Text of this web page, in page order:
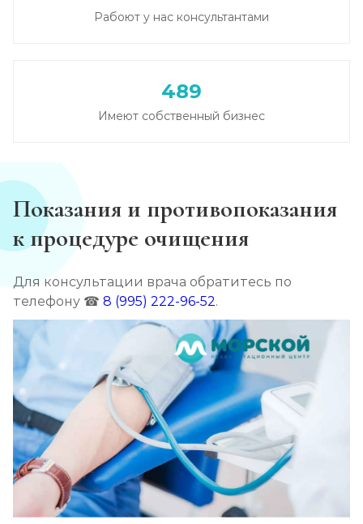
от 6 000 ₽/сутки Записаться
Лечение зависимости от феназепама
от 6 000 ₽/сутки
Лечение подростковой наркомании
от 6 000 ₽/сутки
Кодирование от наркомании
от 12 000 ₽ Записаться
Кодирование Селинкро
от 8 000 ₽ Записаться
Реабилитация наркозависимых (месяц)
Рабоют у нас консультантами
489
Имеют собственный бизнес
Показания и противопоказания
к процедуре очищения
Для консультации врача обратитесь по
телефону ☎ 8 (995) 222-96-52.